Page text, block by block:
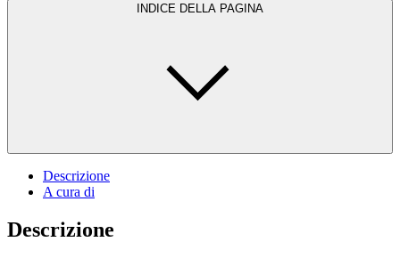
INDICE DELLA PAGINA
Descrizione
A cura di
Descrizione